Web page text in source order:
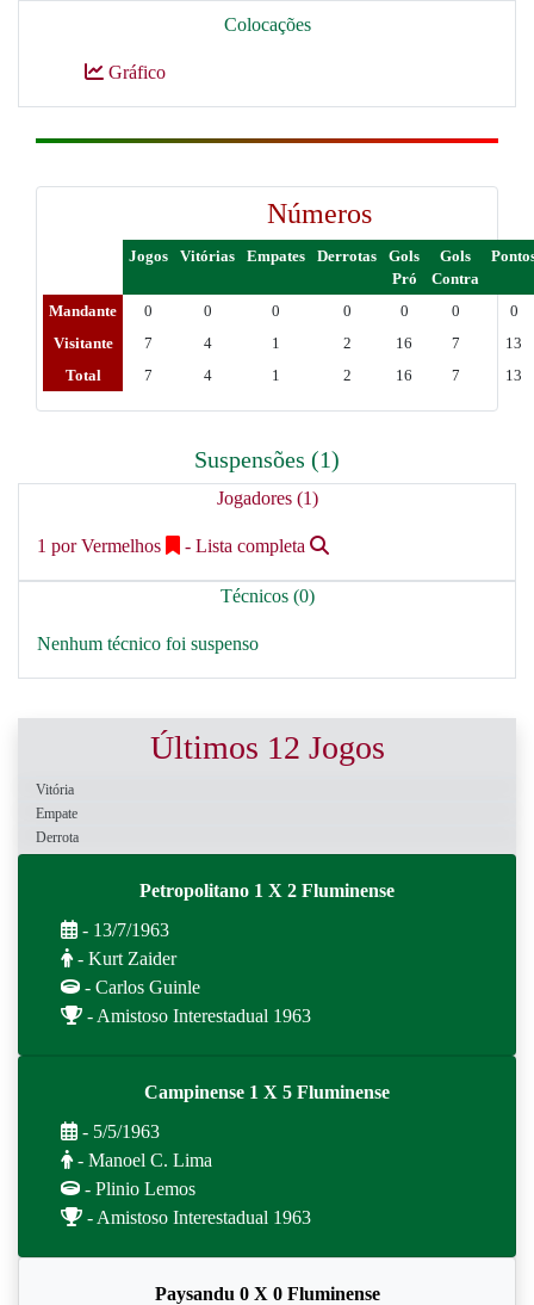
Colocações
Gráfico
Números
Jogos Vitórias Empates Derrotas
Gols
Pró
Gols
Contra
Mandante 0 0 0 0 0 0
0
Visitante
7 4 1 2 16 7
13
Total
7 4 1 2 16 7 13
Suspensões (1)
Jogadores (1)
1 por Vermelhos - Lista completa
Técnicos (0)
Nenhum técnico foi suspenso
Últimos 12 Jogos
Vitória
Empate
Derrota
Petropolitano 1 X 2 Fluminense
- 13/7/1963
- Kurt Zaider
- Carlos Guinle
- Amistoso Interestadual 1963
Campinense 1 X 5 Fluminense
- 5/5/1963
- Manoel C. Lima
- Plinio Lemos
- Amistoso Interestadual 1963
Paysandu 0 X 0 Fluminense